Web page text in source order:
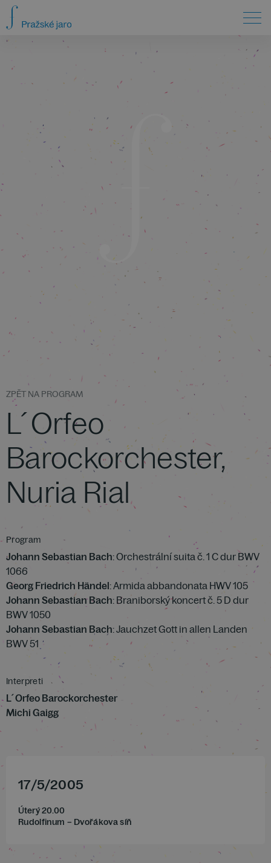
ZPĚT NA PROGRAM
L´Orfeo
Barockorchester,
Nuria Rial
Program
Johann Sebastian Bach: Orchestrální suita č. 1 C dur BWV
1066
Georg Friedrich Händel: Armida abbandonata HWV 105
Johann Sebastian Bach: Braniborský koncert č. 5 D dur
BWV 1050
Johann Sebastian Bach: Jauchzet Gott in allen Landen
BWV 51
Interpreti
L´Orfeo Barockorchester
Michi Gaigg
17/5/2005
Úterý 20.00
Rudolfinum – Dvořákova síň